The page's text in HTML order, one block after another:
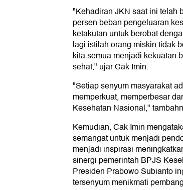
"Kehadiran JKN saat ini telah
persen beban pengeluaran
ketakutan untuk berobat
lagi istilah orang miskin tidak
kita semua menjadi kekuatan
sehat," ujar Cak Imin.
"Setiap senyum masyarakat
memperkuat, memperbesar
Kesehatan Nasional,"
Kemudian, Cak Imin
semangat untuk menjadi
menjadi inspirasi
sinergi pemerintah BPJS
Presiden Prabowo Subianto
tersenyum menikmati